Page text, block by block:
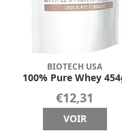
BIOTECH USA
100% Pure Whey
€12,31
VOIR